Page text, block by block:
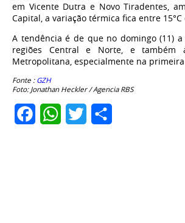
em Vicente Dutra e Novo Tiradentes,
Capital, a variação térmica fica entre 15°C
A tendência é de que no domingo (11)
regiões Central e Norte, e também
Metropolitana, especialmente na
Fonte :GZH
Foto: Jonathan Heckler / Agencia RBS
FacebookWhatsApp
Twitter